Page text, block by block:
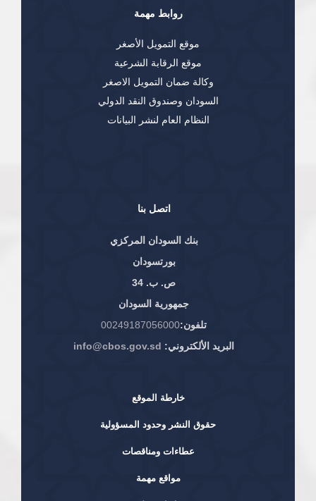
اتصل بنا
بنك السودان المركزي
بورتسودان
ص. ب. 34
جمهورية السودان
تلفون:00249187056000
البريد الألكتروني: info@cbos.gov.sd
روابط مهمة
موقع التمويل الأصغر
موقع الرقابة الشرعية
وكالة ضمان التمويل الاصغر
السودان وصندوق النقد الدولي
النظام العام لنشر البيانات
خارطة الموقع
حقوق النشر وحدود المسؤولية
عطاءات ومناقصات
مواقع مهمة